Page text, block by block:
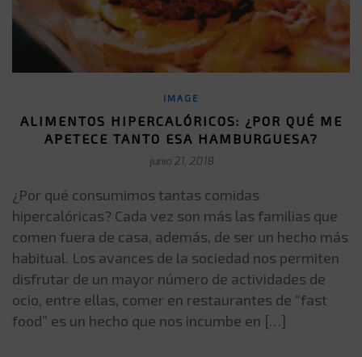
IMAGE
ALIMENTOS HIPERCALÓRICOS: ¿POR QUÉ ME
APETECE TANTO ESA HAMBURGUESA?
junio 21, 2018
¿Por qué consumimos tantas comidas
hipercalóricas? Cada vez son más las familias que
comen fuera de casa, además, de ser un hecho más
habitual. Los avances de la sociedad nos permiten
disfrutar de un mayor número de actividades de
ocio, entre ellas, comer en restaurantes de “fast
food” es un hecho que nos incumbe en […]